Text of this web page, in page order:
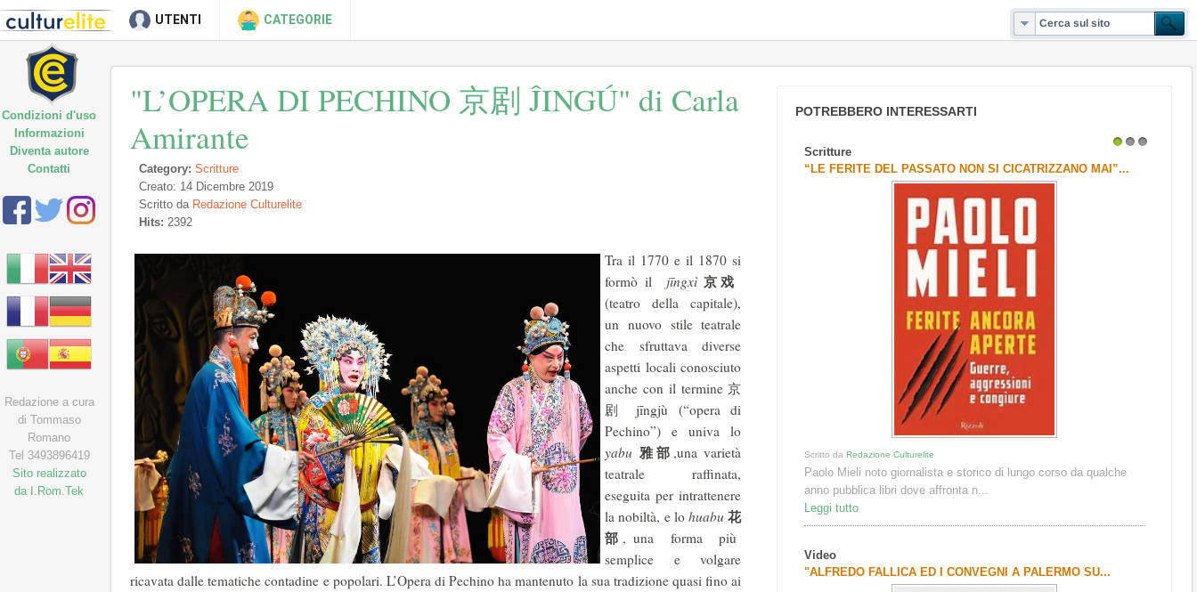
UTENTI CATEGORIE
"L’OPERA DI PECHINO 京剧 ĴINGÚ" di Carla
Amirante
Category: Scritture
Creato: 14 Dicembre 2019
Scritto da Redazione Culturelite
Hits: 2392
Tra il 1770 e il 1870 si
formò il jīngxì 京戏
(teatro della capitale),
un nuovo stile teatrale
che sfruttava diverse
aspetti locali conosciuto
anche con il termine 京
剧 jīngjù (“opera di
Pechino”) e univa lo
yabu 雅部 ,una varietà
teatrale raffinata,
eseguita per intrattenere
la nobiltà, e lohuabu 花
部 , una forma più
semplice e volgare
ricavata dalle tematiche contadine e popolari. L’Opera di Pechino ha mantenuto la sua tradizione quasi fino ai
POTREBBERO INTERESSARTI
Scritture
“LE FERITE DEL PASSATO NON SI CICATRIZZANO MAI”...
Scritto daRedazione Culturelite
Paolo Mieli noto giornalista e storico di lungo corso da qualche
anno pubblica libri dove affronta n...
Leggi tutto
Video
"ALFREDO FALLICA ED I CONVEGNI A PALERMO SU...
Condizioni d'uso
Informazioni
Diventa autore
Contatti
Redazione a cura
di Tommaso
Romano
Tel 3493896419
Sito realizzato
da I.Rom.Tek